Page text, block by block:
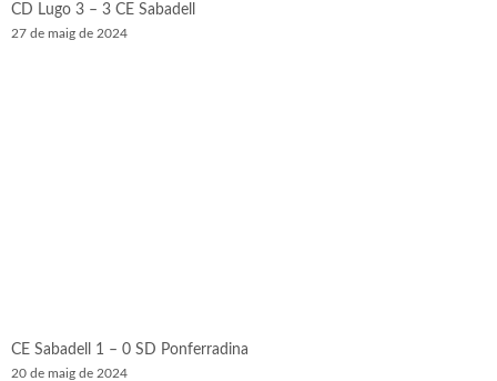
CD Lugo 3 – 3 CE Sabadell
27 de maig de 2024
CE Sabadell 1 – 0 SD Ponferradina
20 de maig de 2024